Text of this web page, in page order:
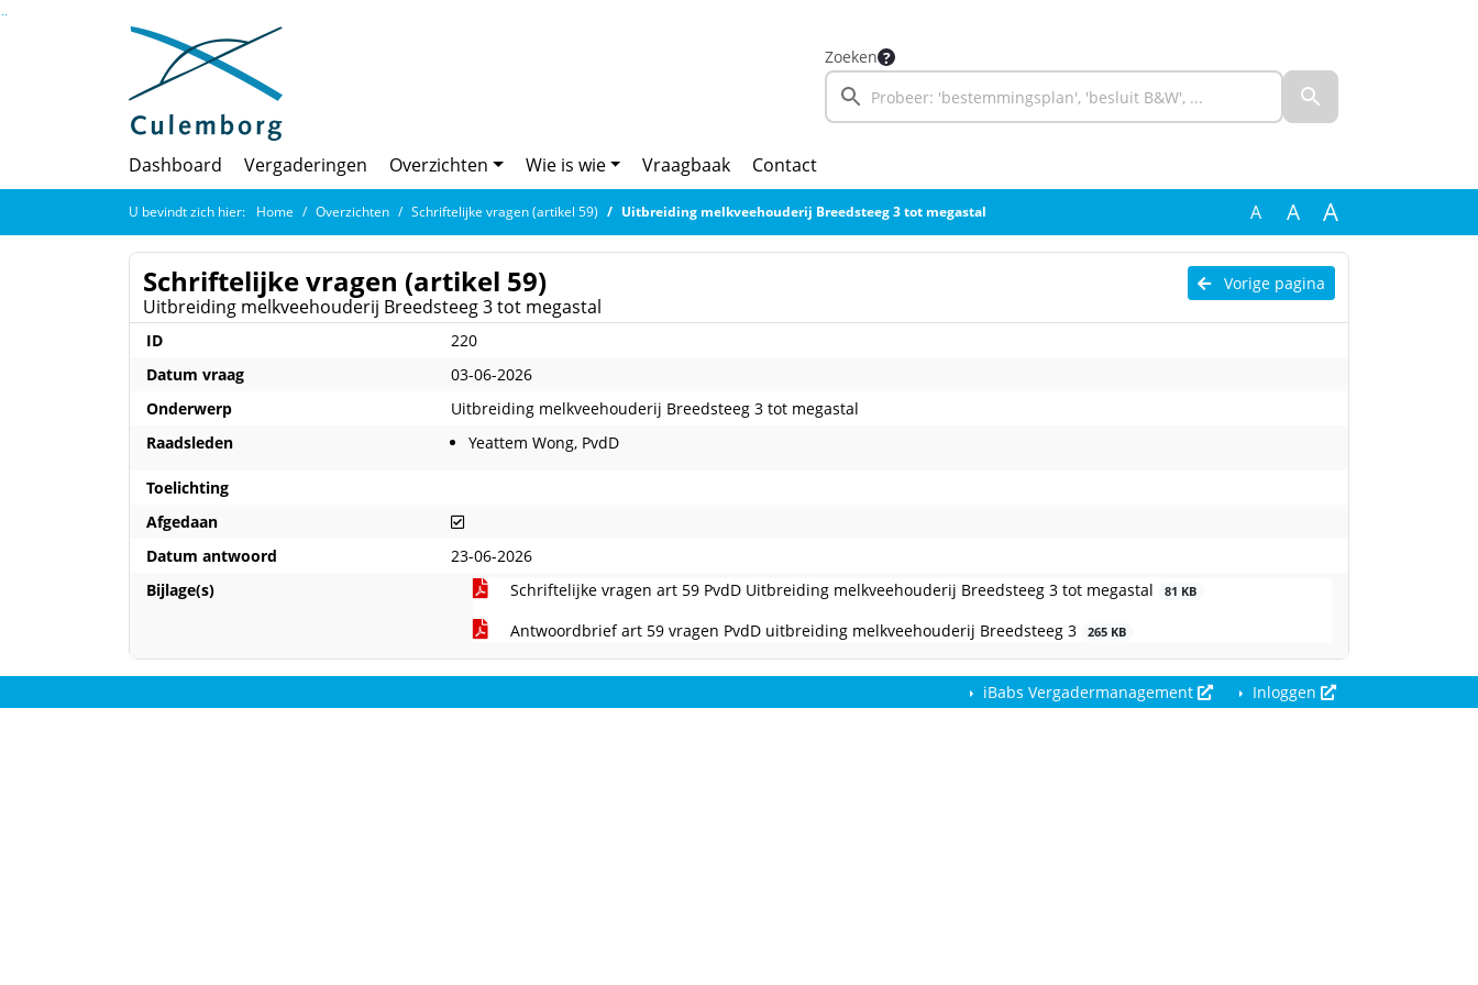
Ga naar de inhoud van deze pagina
Ga naar het zoeken
Ga naar het menu
Zoeken
Dashboard Vergaderingen Overzichten Wie is wie Vraagbaak Contact
U bevindt zich hier: Home Overzichten Schriftelijke vragen (artikel 59) Uitbreiding melkveehouderij Breedsteeg 3 tot megastal A A A
Vorige pagina
Schriftelijke vragen (artikel 59)
Uitbreiding melkveehouderij Breedsteeg 3 tot megastal
ID
220
Datum vraag
03-06-2026
Onderwerp
Uitbreiding melkveehouderij Breedsteeg 3 tot megastal
Raadsleden
Yeattem Wong, PvdD
Toelichting
Afgedaan
Afgedaan
Datum antwoord
23-06-2026
Bijlage(s)
Schriftelijke vragen art 59 PvdD Uitbreiding melkveehouderij Breedsteeg 3 tot megastal 81 KB
Antwoordbrief art 59 vragen PvdD uitbreiding melkveehouderij Breedsteeg 3 265 KB
iBabs Vergadermanagement Inloggen